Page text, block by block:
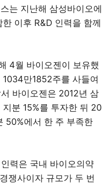
는 지난해 삼성바이오에
이후 R&D 인력을 함께
4월 바이오젠이 보유했
만1852주를 사들여
바이오젠은 2012년 삼
분 15%를 투자한 뒤 20
50%에서 한 주 부족한
력은 국내 바이오의약
쟁사이자 규모가 두 번